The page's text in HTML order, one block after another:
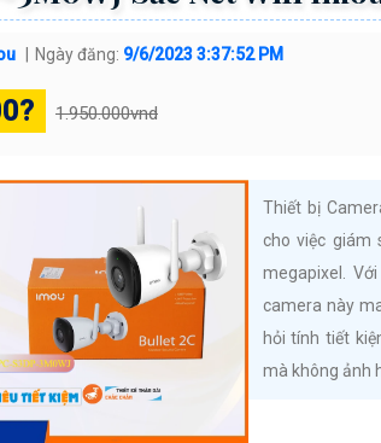
Ngày đăng: 9/6/2023 3:37:52 PM
1.950.000vnd
Thiết bị
cho việc giám
megapixel.
camera này
hỏi tính tiết
mà không ảnh